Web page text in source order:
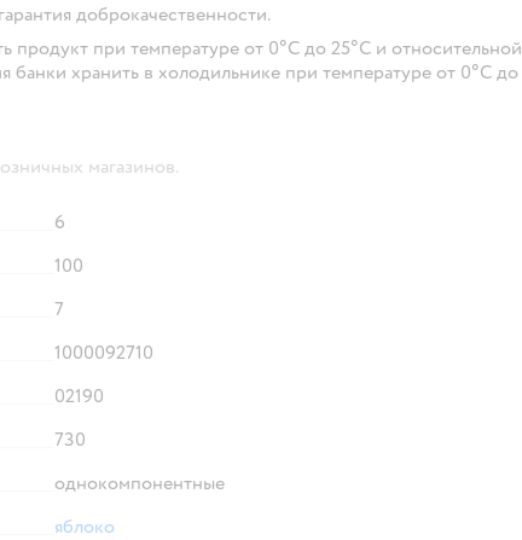
доброкачественности.
продукт при температуре от 0°С до 25°С и относительной
банки хранить в холодильнике при температуре от 0°С до
магазинов.
6
100
7
1000092710
02190
730
однокомпонентные
яблоко